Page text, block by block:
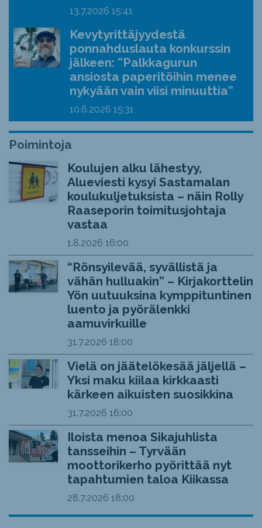
13.7.2026 15:41
Kevytyrittäjyydestä
ponnahduslauta konkurssin
jälkeen: ”Palkkagurun
ansiosta paperitöihin menee
nykyään vain viisi minuuttia”
10.6.2026 15:31
Poimintoja
Koulujen alku lähestyy,
Alueviesti kysyi Sastamalan
koulukuljetuksista – näin Rolly
Raaseporin toimitusjohtaja
vastaa
1.8.2026 16:00
“Rönsyilevää, syvällistä ja
vähän hulluakin” – Kirjakorttelin
Yön uutuuksina kymppituntinen
luento ja pyörälenkki
aamuvirkuille
31.7.2026 18:00
Vielä on jäätelökesää jäljellä –
Yksi maku kiilaa kirkkaasti
kärkeen aikuisten suosikkina
31.7.2026 16:00
Iloista menoa Sikajuhlista
tansseihin – Tyrvään
moottorikerho pyörittää nyt
tapahtumien taloa Kiikassa
28.7.2026 18:00